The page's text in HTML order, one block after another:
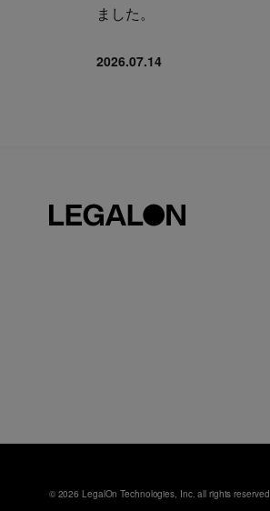
ました。
2026.07.14
© 2026 LegalOn Technologies, Inc. all rights reserved